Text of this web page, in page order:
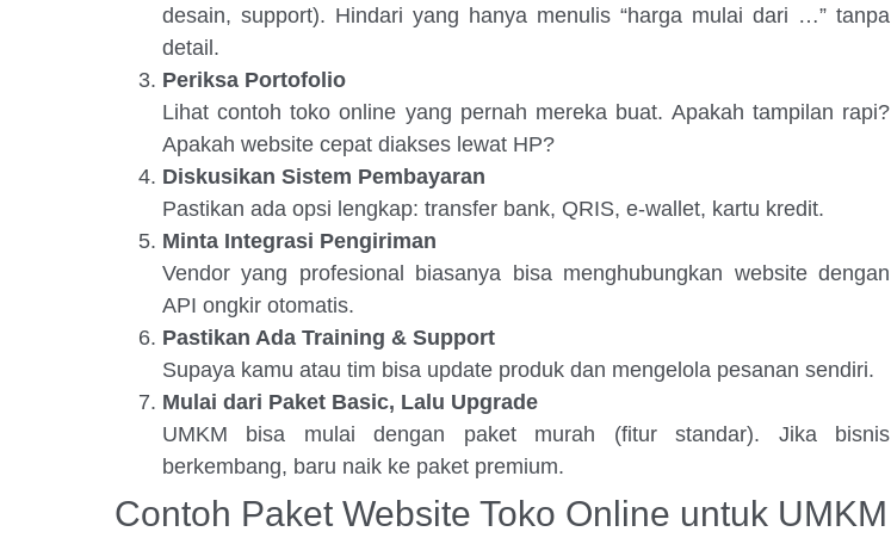
desain, support). Hindari yang hanya menulis “harga mulai dari …” tanpa
detail.
Periksa Portofolio
Lihat contoh toko online yang pernah mereka buat. Apakah tampilan rapi?
Apakah website cepat diakses lewat HP?
Diskusikan Sistem Pembayaran
Pastikan ada opsi lengkap: transfer bank, QRIS, e-wallet, kartu kredit.
Minta Integrasi Pengiriman
Vendor yang profesional biasanya bisa menghubungkan website dengan
API ongkir otomatis.
Pastikan Ada Training & Support
Supaya kamu atau tim bisa update produk dan mengelola pesanan sendiri.
Mulai dari Paket Basic, Lalu Upgrade
UMKM bisa mulai dengan paket murah (fitur standar). Jika bisnis
berkembang, baru naik ke paket premium.
Contoh Paket Website Toko Online untuk UMKM